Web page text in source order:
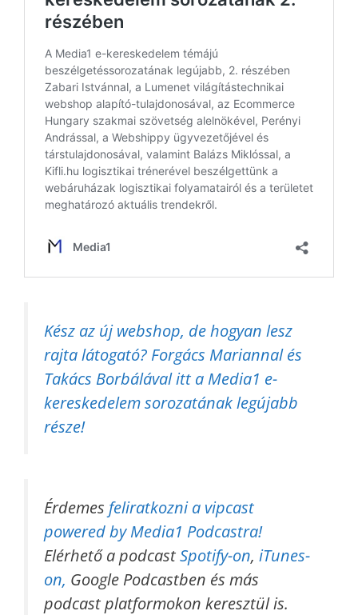
Kész az új webshop, de hogyan lesz
rajta látogató? Forgács Mariannal és
Takács Borbálával itt a Media1 e-
kereskedelem sorozatának legújabb
része!
Érdemes feliratkozni a vipcast
powered by Media1 Podcastra!
Elérhető a podcastSpotify-on, iTunes-
on, Google Podcastben és más
podcast platformokon keresztül is.